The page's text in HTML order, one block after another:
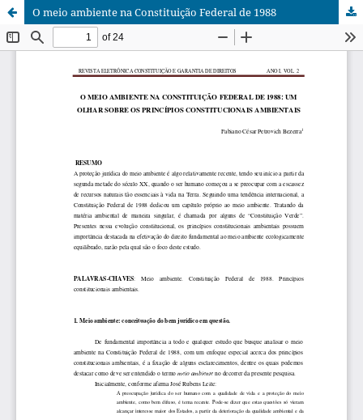
O meio ambiente na Constituição Federal de 1988